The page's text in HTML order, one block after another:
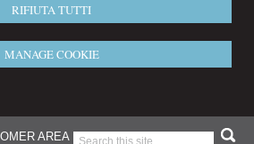
RIFIUTA TUTTI
MANAGE COOKIE
AREA